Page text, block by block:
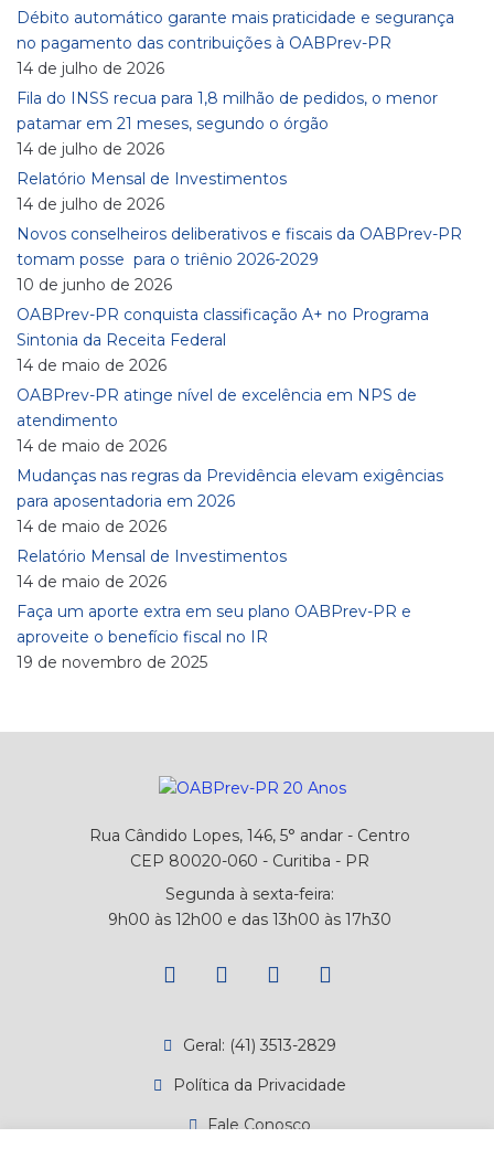
Débito automático garante mais praticidade e segurança
no pagamento das contribuições à OABPrev-PR
14 de julho de 2026
Fila do INSS recua para 1,8 milhão de pedidos, o menor
patamar em 21 meses, segundo o órgão
14 de julho de 2026
Relatório Mensal de Investimentos
14 de julho de 2026
Novos conselheiros deliberativos e fiscais da OABPrev-PR
tomam posse para o triênio 2026-2029
10 de junho de 2026
OABPrev-PR conquista classificação A+ no Programa
Sintonia da Receita Federal
14 de maio de 2026
OABPrev-PR atinge nível de excelência em NPS de
atendimento
14 de maio de 2026
Mudanças nas regras da Previdência elevam exigências
para aposentadoria em 2026
14 de maio de 2026
Relatório Mensal de Investimentos
14 de maio de 2026
Faça um aporte extra em seu plano OABPrev-PR e
aproveite o benefício fiscal no IR
19 de novembro de 2025
Rua Cândido Lopes, 146, 5° andar - Centro
CEP 80020-060 - Curitiba - PR
Segunda à sexta-feira:
9h00 às 12h00 e das 13h00 às 17h30
Geral: (41) 3513-2829
Política da Privacidade
Fale Conosco